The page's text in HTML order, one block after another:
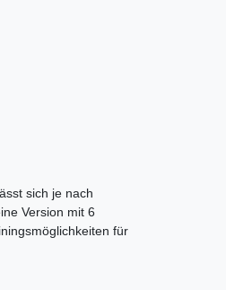
sich je nach
Version mit 6
für